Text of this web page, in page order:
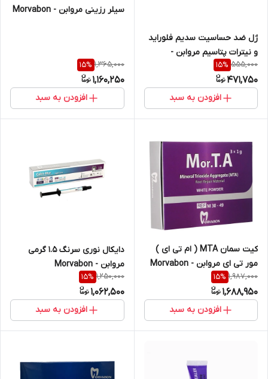
ژل ضد حساسیت سدیم فلوراید
و نیترات پتاسیم مروابن -
Morvabon
555,000
15%
471,750
افزودن به سبد
سیلر رزینی مروابن - Morvabon
1,365,000
15%
1,160,250
افزودن به سبد
کیت سمان MTA ( ام تی ای )
مور تی ای مروابن - Morvabon
1,987,000
15%
1,688,950
افزودن به سبد
دایکال نوری سرنگ 1.5 گرمی
مروابن - Morvabon
1,250,000
15%
1,062,500
افزودن به سبد